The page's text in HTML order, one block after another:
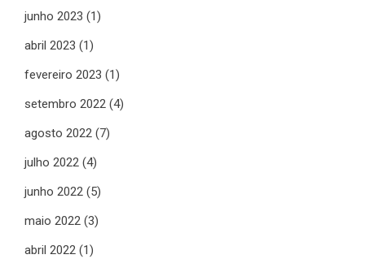
junho 2023 (1)
abril 2023 (1)
fevereiro 2023 (1)
setembro 2022 (4)
agosto 2022 (7)
julho 2022 (4)
junho 2022 (5)
maio 2022 (3)
abril 2022 (1)